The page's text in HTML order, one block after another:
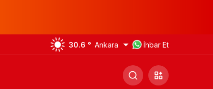
30.6 ° Ankara İhbar Et